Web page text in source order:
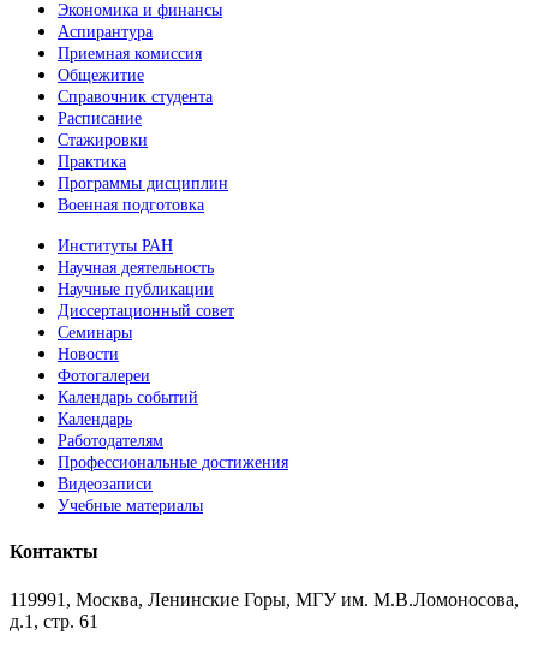
Экономика и финансы
Аспирантура
Приемная комиссия
Общежитие
Справочник студента
Расписание
Стажировки
Практика
Программы дисциплин
Военная подготовка
Институты РАН
Научная деятельность
Научные публикации
Диссертационный совет
Семинары
Новости
Фотогалереи
Календарь событий
Календарь
Работодателям
Профессиональные достижения
Видеозаписи
Учебные материалы
Контакты
119991, Москва, Ленинские Горы, МГУ им. М.В.Ломоносова,
д.1, стр. 61